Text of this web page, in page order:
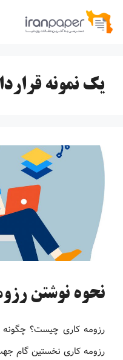
پرش
یک نمونه
نحوه نوشتن
رزومه کاری چیست؟ چگونه
رزومه کاری نخستین گام